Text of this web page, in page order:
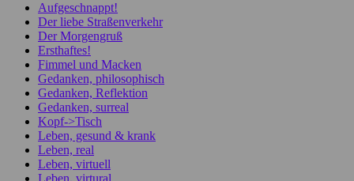
Aufgeschnappt!
Der liebe Straßenverkehr
Der Morgengruß
Ersthaftes!
Fimmel und Macken
Gedanken, philosophisch
Gedanken, Reflektion
Gedanken, surreal
Kopf->Tisch
Leben, gesund & krank
Leben, real
Leben, virtuell